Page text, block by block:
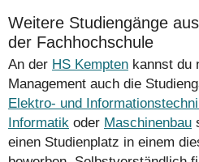
Weitere Studiengänge
der Fachhochschule
An der HS Kempten kannst du
Management auch die
Elektro- und
Informatik oder Maschinenbau
einen Studienplatz in einem